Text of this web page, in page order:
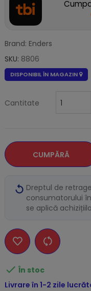
Brand: Enders
SKU: 8806
DISPONIBIL ÎN MAGAZIN
Cantitate
CUMPĂRĂ
Dreptul de
consumatorului în
se aplică
 În stoc
Livrare în 1-2 zile